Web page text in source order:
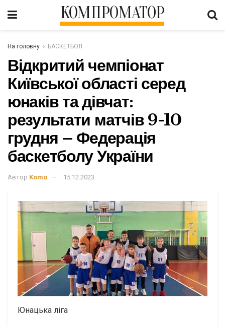
КОМПРОМАТОР
На головну БАСКЕТБОЛ
Відкритий чемпіонат
Київської області серед
юнаків та дівчат:
результати матчів 9-10
грудня – Федерація
баскетболу України
Автор Komo 15.12.2023
Юнацька ліга